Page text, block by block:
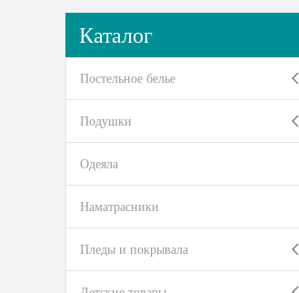
Каталог
Постельное белье
Подушки
Одеяла
Наматрасники
Пледы и покрывала